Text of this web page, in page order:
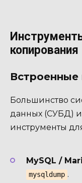
копирования
Большинство
данных (СУБД)
инструменты
MySQL /
mysqldump .